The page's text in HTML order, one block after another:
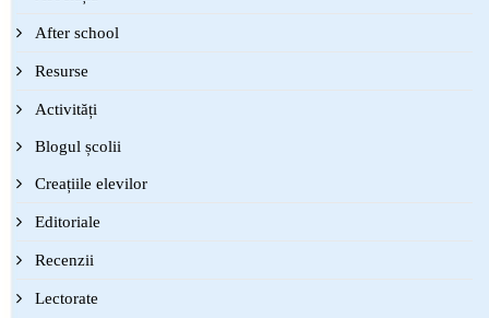
After school
Resurse
Activități
Blogul școlii
Creațiile elevilor
Editoriale
Recenzii
Lectorate